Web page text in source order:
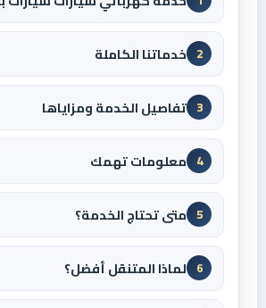
2 خدماتنا الكاملة
3 تفاصيل الخدمة ومزاياها
4 معلومات تهمك
5 متى تحتاج الخدمة؟
6 لماذا المتنقل أفضل؟